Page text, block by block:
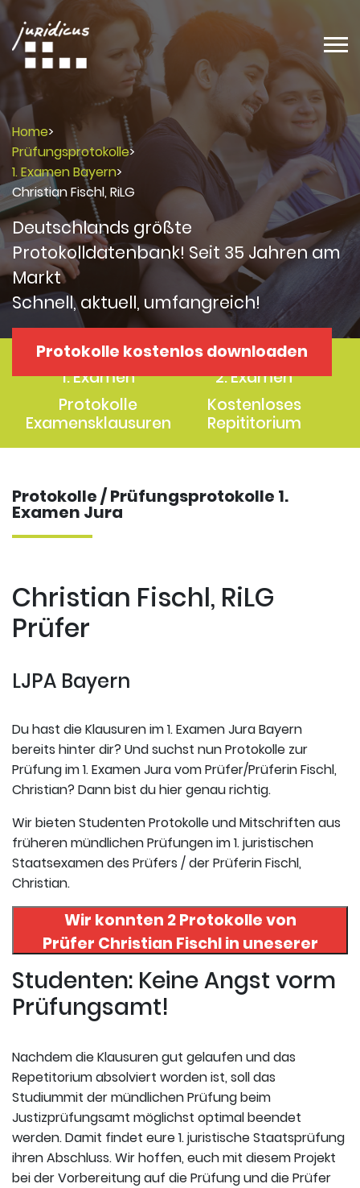
Home>
Prüfungsprotokolle>
1. Examen Bayern>
Christian Fischl, RiLG
Deutschlands größte
Protokolldatenbank! Seit 35 Jahren am
Markt
Schnell, aktuell, umfangreich!
Protokolle kostenlos downloaden
Protokolle
1. Examen
Protokolle
2. Examen
Protokolle
Examensklausuren
Kostenloses
Repititorium
Protokolle / Prüfungsprotokolle 1.
Examen Jura
Christian Fischl, RiLG
Prüfer
LJPA Bayern
Du hast die Klausuren im 1. Examen Jura Bayern
bereits hinter dir? Und suchst nun Protokolle zur
Prüfung im 1. Examen Jura vom Prüfer/Prüferin Fischl,
Christian? Dann bist du hier genau richtig.
Wir bieten Studenten Protokolle und Mitschriften aus
früheren mündlichen Prüfungen im 1. juristischen
Staatsexamen des Prüfers / der Prüferin Fischl,
Christian.
Wir konnten 2 Protokolle von
Prüfer Christian Fischlin uneserer
Datenbank finden. Hier
registrieren und die Protokolle
abrufen.
Studenten: Keine Angst vorm
Prüfungsamt!
Nachdem die Klausuren gut gelaufen und das
Repetitorium absolviert worden ist, soll das
Studiummit der mündlichen Prüfung beim
Justizprüfungsamt möglichst optimal beendet
werden. Damit findet eure 1. juristische Staatsprüfung
ihren Abschluss. Wir hoffen, euch mit diesem Projekt
bei der Vorbereitung auf die Prüfung und die Prüfer